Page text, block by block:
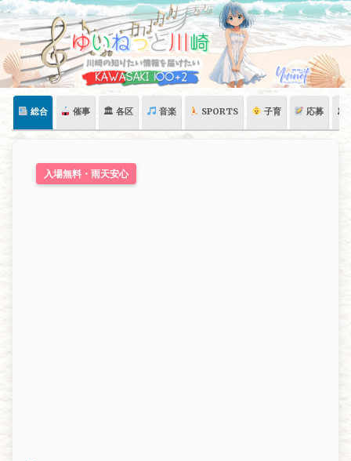
Skip
content
総合 催事 🏛 各区 音楽 SPORTS 子育 応募 🏛
入場無料・雨天安心